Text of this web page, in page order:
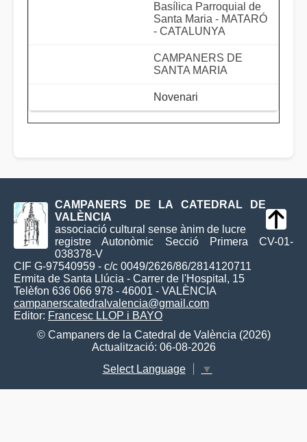
Basílica Parroquial de
Santa Maria - MATARÓ
- CATALUNYA
CAMPANERS DE
SANTA MARIA
Novenari
CAMPANERS DE LA CATEDRAL DE
VALÈNCIA
associació cultural sense ànim de lucre
registre Autonòmic Secció Primera CV-01-
038378-V
CIF G-97540959 - c/c 0049/2626/86/2814120711
Ermita de Santa Llúcia - Carrer de l'Hospital, 15
Telèfon 636 066 978 - 46001 - VALÈNCIA
campanerscatedralvalencia@gmail.com
Editor: Francesc LLOP i BAYO
© Campaners de la Catedral de València (2026)
Actualització: 06-08-2026
Select Language
▼